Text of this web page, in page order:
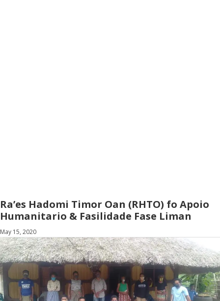
Ra’es Hadomi Timor Oan (RHTO) fo Apoio
Humanitario & Fasilidade Fase Liman
May 15, 2020